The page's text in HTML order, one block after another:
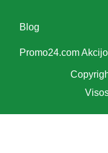
Blog
Promo24.com